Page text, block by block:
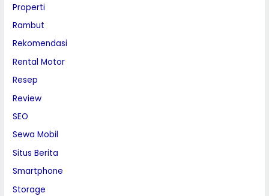
Properti
Rambut
Rekomendasi
Rental Motor
Resep
Review
SEO
Sewa Mobil
Situs Berita
Smartphone
Storage